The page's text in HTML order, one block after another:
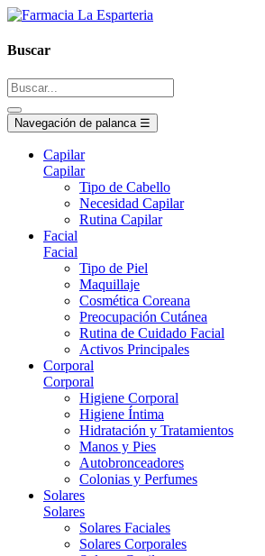
Buscar
Navegación de palanca ☰
Capilar
Capilar
Tipo de Cabello
Necesidad Capilar
Rutina Capilar
Facial
Facial
Tipo de Piel
Maquillaje
Cosmética Coreana
Preocupación Cutánea
Rutina de Cuidado Facial
Activos Principales
Corporal
Corporal
Higiene Corporal
Higiene Íntima
Hidratación y Tratamientos
Manos y Pies
Autobronceadores
Colonias y Perfumes
Solares
Solares
Solares Faciales
Solares Corporales